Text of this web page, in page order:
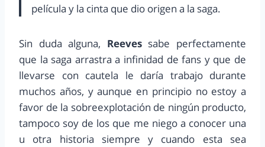
película y la cinta que dio origen a la saga.
Sin duda alguna, Reeves sabe perfectamente
que la saga arrastra a infinidad de fans y que de
llevarse con cautela le daría trabajo durante
muchos años, y aunque en principio no estoy a
favor de la sobreexplotación de ningún producto,
tampoco soy de los que me niego a conocer una
u otra historia siempre y cuando esta sea